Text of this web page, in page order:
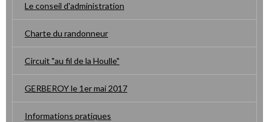
Le conseil d'administration
Charte du randonneur
Circuit "au fil de la Houlle"
GERBEROY le 1er mai 2017
Informations pratiques